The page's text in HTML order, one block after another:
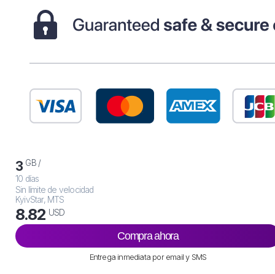
3 GB /
10 días
Sin límite de velocidad
KyivStar, MTS
8.82 USD
Compra ahora
Entrega inmediata por email y SMS